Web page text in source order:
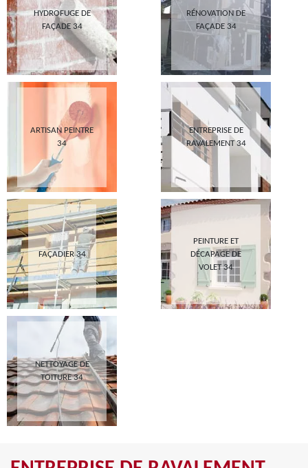
HYDROFUGE DE
FAÇADE 34
RÉNOVATION DE
FAÇADE 34
ARTISAN PEINTRE
34
ENTREPRISE DE
RAVALEMENT 34
FAÇADIER 34
PEINTURE ET
DÉCAPAGE DE
VOLET 34
NETTOYAGE DE
TOITURE 34